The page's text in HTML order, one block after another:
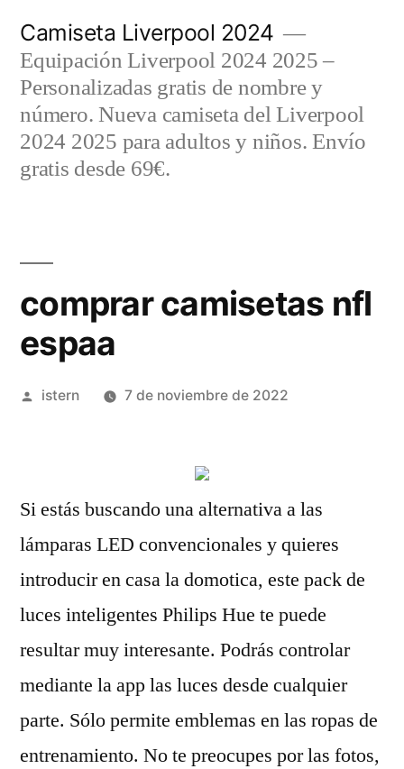
contenido
Camiseta Liverpool 2024
Equipación Liverpool 2024 2025 –
Personalizadas gratis de nombre y
número. Nueva camiseta del Liverpool
2024 2025 para adultos y niños. Envío
gratis desde 69€.
comprar camisetas nfl
espaa
Publicado
istern 7 de noviembre de 2022
Si estás buscando una alternativa a las
lámparas LED convencionales y quieres
introducir en casa la domotica, este pack de
luces inteligentes Philips Hue te puede
resultar muy interesante. Podrás controlar
mediante la app las luces desde cualquier
parte. Sólo permite emblemas en las ropas de
entrenamiento. No te preocupes por las fotos,